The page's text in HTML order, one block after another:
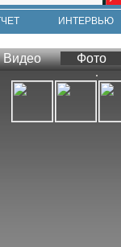
ИНТЕРВЬЮ
Видео Фото